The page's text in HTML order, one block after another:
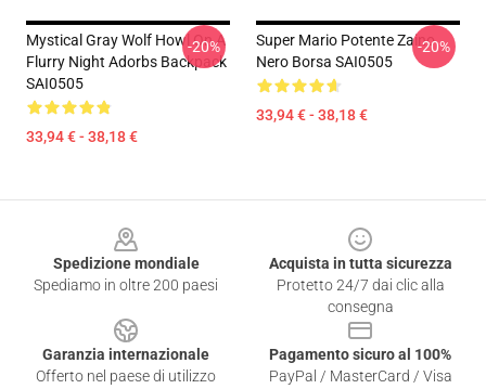
Mystical Gray Wolf Howl On A
Flurry Night Adorbs Backpack
SAI0505
33,94 € - 38,18 €
-20%
Super Mario Potente Zaino
Nero Borsa SAI0505
33,94 € - 38,18 €
-20%
Spedizione mondiale
Spediamo in oltre 200 paesi
Acquista in tutta sicurezza
Protetto 24/7 dai clic alla
consegna
Garanzia internazionale
Offerto nel paese di utilizzo
Pagamento sicuro al 100%
PayPal / MasterCard / Visa